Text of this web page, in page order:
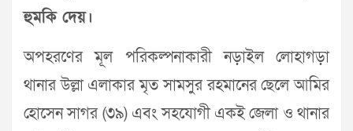
হুমকি দেয়।
অপহরণের মূল পরিকল্পনাকারী নড়াইল লোহাগড়া
থানার উল্লা এলাকার মৃত সামসুর রহমানের ছেলে আমির
হোসেন সাগর (৩৯) এবং সহযোগী একই জেলা ও থানার